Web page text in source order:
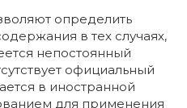
определить
в тех случаях,
непостоянный
официальный
в иностранной
для применения